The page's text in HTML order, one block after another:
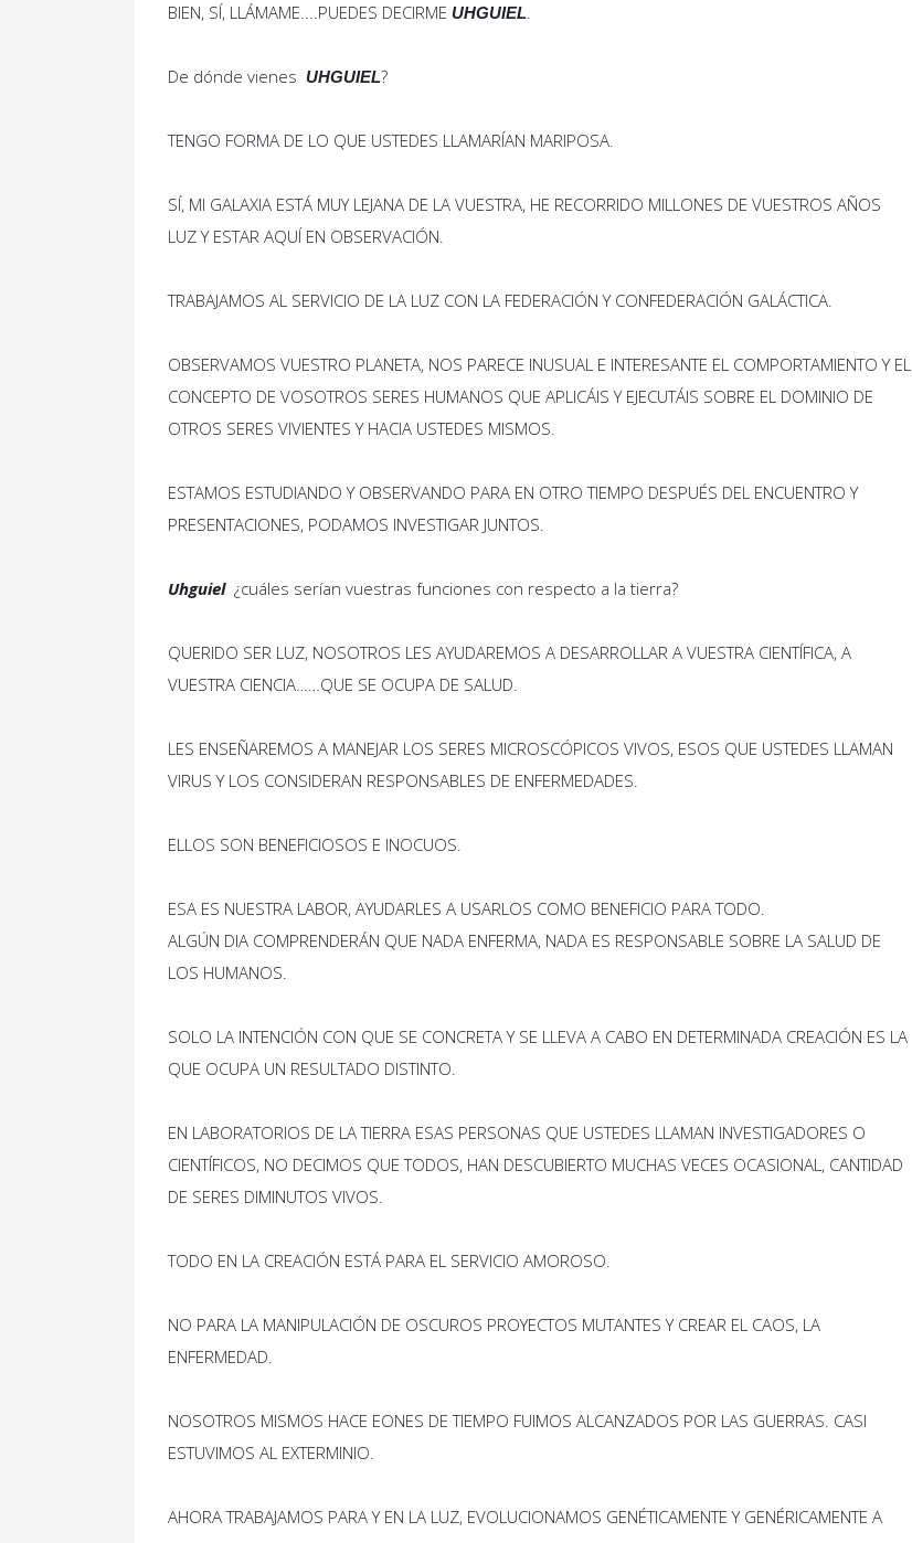
BIEN, SÍ, LLÁMAME....PUEDES DECIRME UHGUIEL.
De dónde vienes UHGUIEL?
TENGO FORMA DE LO QUE USTEDES LLAMARÍAN MARIPOSA.
SÍ, MI GALAXIA ESTÁ MUY LEJANA DE LA VUESTRA, HE RECORRIDO MILLONES DE VUESTROS AÑOS
LUZ Y ESTAR AQUÍ EN OBSERVACIÓN.
TRABAJAMOS AL SERVICIO DE LA LUZ CON LA FEDERACIÓN Y CONFEDERACIÓN GALÁCTICA.
OBSERVAMOS VUESTRO PLANETA, NOS PARECE INUSUAL E INTERESANTE EL COMPORTAMIENTO Y EL
CONCEPTO DE VOSOTROS SERES HUMANOS QUE APLICÁIS Y EJECUTÁIS SOBRE EL DOMINIO DE
OTROS SERES VIVIENTES Y HACIA USTEDES MISMOS.
ESTAMOS ESTUDIANDO Y OBSERVANDO PARA EN OTRO TIEMPO DESPUÉS DEL ENCUENTRO Y
PRESENTACIONES, PODAMOS INVESTIGAR JUNTOS.
Uhguiel¿cuáles serían vuestras funciones con respecto a la tierra?
QUERIDO SER LUZ, NOSOTROS LES AYUDAREMOS A DESARROLLAR A VUESTRA CIENTÍFICA, A
VUESTRA CIENCIA……QUE SE OCUPA DE SALUD.
LES ENSEÑAREMOS A MANEJAR LOS SERES MICROSCÓPICOS VIVOS, ESOS QUE USTEDES LLAMAN
VIRUS Y LOS CONSIDERAN RESPONSABLES DE ENFERMEDADES.
ELLOS SON BENEFICIOSOS E INOCUOS.
ESA ES NUESTRA LABOR, AYUDARLES A USARLOS COMO BENEFICIO PARA TODO.
ALGÚN DIA COMPRENDERÁN QUE NADA ENFERMA, NADA ES RESPONSABLE SOBRE LA SALUD DE
LOS HUMANOS.
SOLO LA INTENCIÓN CON QUE SE CONCRETA Y SE LLEVA A CABO EN DETERMINADA CREACIÓN ES LA
QUE OCUPA UN RESULTADO DISTINTO.
EN LABORATORIOS DE LA TIERRA ESAS PERSONAS QUE USTEDES LLAMAN INVESTIGADORES O
CIENTÍFICOS, NO DECIMOS QUE TODOS, HAN DESCUBIERTO MUCHAS VECES OCASIONAL, CANTIDAD
DE SERES DIMINUTOS VIVOS.
TODO EN LA CREACIÓN ESTÁ PARA EL SERVICIO AMOROSO.
NO PARA LA MANIPULACIÓN DE OSCUROS PROYECTOS MUTANTES Y CREAR EL CAOS, LA
ENFERMEDAD.
NOSOTROS MISMOS HACE EONES DE TIEMPO FUIMOS ALCANZADOS POR LAS GUERRAS. CASI
ESTUVIMOS AL EXTERMINIO.
AHORA TRABAJAMOS PARA Y EN LA LUZ, EVOLUCIONAMOS GENÉTICAMENTE Y GENÉRICAMENTE A